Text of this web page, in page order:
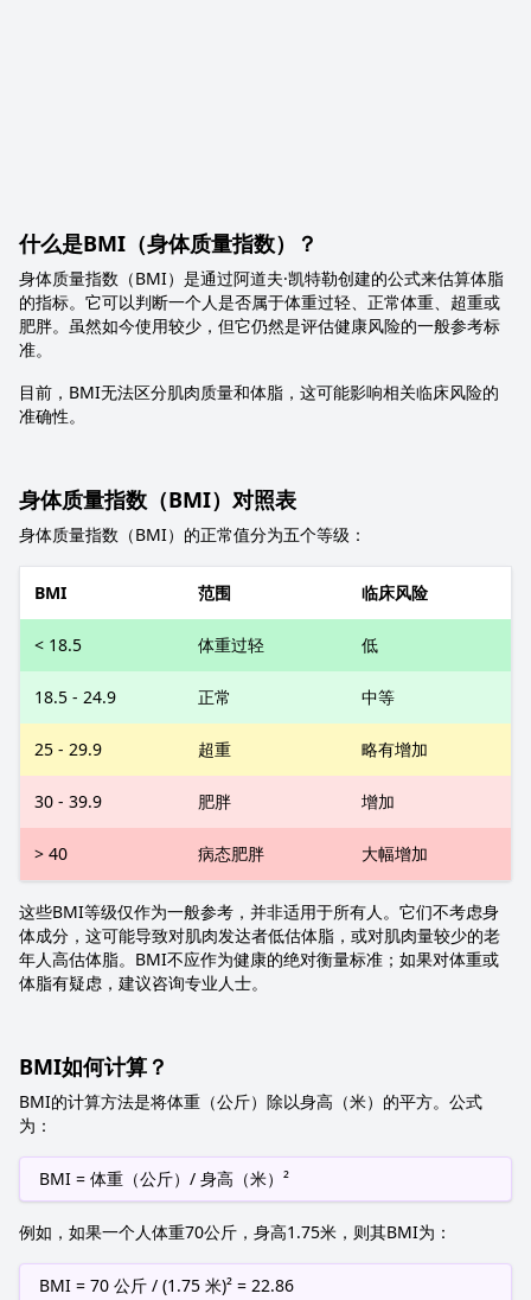
什么是BMI（身体质量指数）？
身体质量指数（BMI）是通过阿道夫·凯特勒创建的公式来估算体脂
的指标。它可以判断一个人是否属于体重过轻、正常体重、超重或
肥胖。虽然如今使用较少，但它仍然是评估健康风险的一般参考标
准。
目前，BMI无法区分肌肉质量和体脂，这可能影响相关临床风险的
准确性。
身体质量指数（BMI）对照表
身体质量指数（BMI）的正常值分为五个等级：
BMI 范围 临床风险
< 18.5 体重过轻 低
18.5 - 24.9 正常 中等
25 - 29.9 超重 略有增加
30 - 39.9 肥胖 增加
> 40 病态肥胖 大幅增加
这些BMI等级仅作为一般参考，并非适用于所有人。它们不考虑身
体成分，这可能导致对肌肉发达者低估体脂，或对肌肉量较少的老
年人高估体脂。BMI不应作为健康的绝对衡量标准；如果对体重或
体脂有疑虑，建议咨询专业人士。
BMI如何计算？
BMI的计算方法是将体重（公斤）除以身高（米）的平方。公式
为：
BMI = 体重（公斤）/ 身高（米）²
例如，如果一个人体重70公斤，身高1.75米，则其BMI为：
BMI = 70 公斤 / (1.75 米)² = 22.86